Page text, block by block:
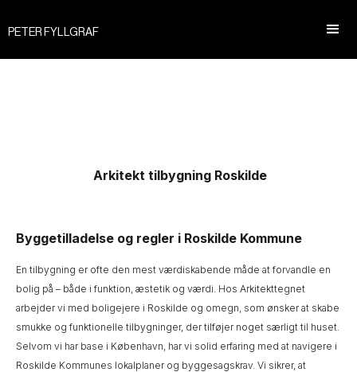
PETER FYLLGRAF
Arkitekt tilbygning Roskilde
Byggetilladelse og regler i Roskilde Kommune
En tilbygning er ofte den mest værdiskabende måde at forvandle en
bolig på – både i funktion, æstetik og værdi. Hos Arkitekttegnet
arbejder vi med boligejere i Roskilde og omegn, som ønsker at skabe
smukke og funktionelle tilbygninger, der tilføjer noget særligt til huset.
Selvom vi har base i København, har vi solid erfaring med at navigere i
Roskilde Kommunes lokalplaner og byggesagskrav. Vi sikrer, at